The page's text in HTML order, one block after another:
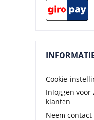
INFORMATIE
Cookie-
Inloggen voor
klanten
Neem contact